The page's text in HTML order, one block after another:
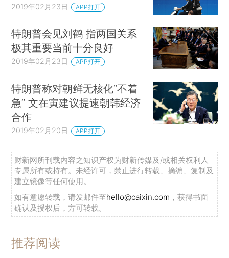
2019年02月23日 APP打开
特朗普会见刘鹤 指两国关系
极其重要当前十分良好
2019年02月23日 APP打开
特朗普称对朝鲜无核化“不着
急” 文在寅建议提速朝韩经济
合作
2019年02月20日 APP打开
财新网所刊载内容之知识产权为财新传媒及/或相关权利人
专属所有或持有。未经许可，禁止进行转载、摘编、复制及
建立镜像等任何使用。
如有意愿转载，请发邮件至hello@caixin.com ，获得书面
确认及授权后，方可转载。
推荐阅读